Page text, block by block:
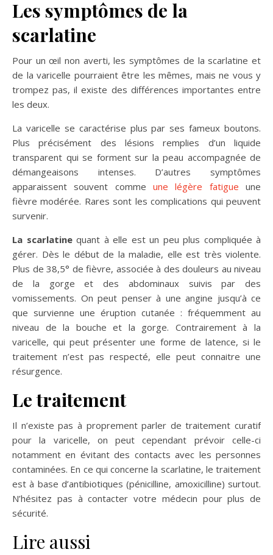
Les symptômes de la
scarlatine
Pour un œil non averti, les symptômes de la scarlatine et
de la varicelle pourraient être les mêmes, mais ne vous y
trompez pas, il existe des différences importantes entre
les deux.
La varicelle se caractérise plus par ses fameux boutons.
Plus précisément des lésions remplies d’un liquide
transparent qui se forment sur la peau accompagnée de
démangeaisons intenses. D’autres symptômes
apparaissent souvent comme une légère fatigue une
fièvre modérée. Rares sont les complications qui peuvent
survenir.
La scarlatinequant à elle est un peu plus compliquée à
gérer. Dès le début de la maladie, elle est très violente.
Plus de 38,5° de fièvre, associée à des douleurs au niveau
de la gorge et des abdominaux suivis par des
vomissements. On peut penser à une angine jusqu’à ce
que survienne une éruption cutanée : fréquemment au
niveau de la bouche et la gorge. Contrairement à la
varicelle, qui peut présenter une forme de latence, si le
traitement n’est pas respecté, elle peut connaitre une
résurgence.
Le traitement
Il n’existe pas à proprement parler de traitement curatif
pour la varicelle, on peut cependant prévoir celle-ci
notamment en évitant des contacts avec les personnes
contaminées. En ce qui concerne la scarlatine, le traitement
est à base d’antibiotiques (pénicilline, amoxicilline) surtout.
N’hésitez pas à contacter votre médecin pour plus de
sécurité.
Lire aussi